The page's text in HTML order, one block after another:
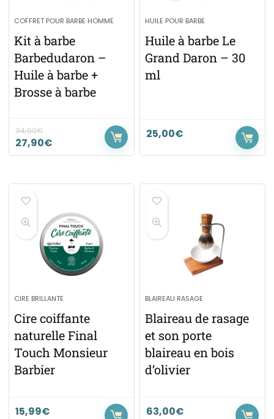
COFFRET POUR BARBE HOMME
Kit à barbe
Barbedudaron –
Huile à barbe +
Brosse à barbe
34,90€
27,90€
HUILE POUR BARBE
Huile à barbe Le
Grand Daron – 30
ml
25,00€
CIRE BRILLANTE
Cire coiffante
naturelle Final
Touch Monsieur
Barbier
15,99€
BLAIREAU RASAGE
Blaireau de rasage
et son porte
blaireau en bois
d’olivier
63,00€